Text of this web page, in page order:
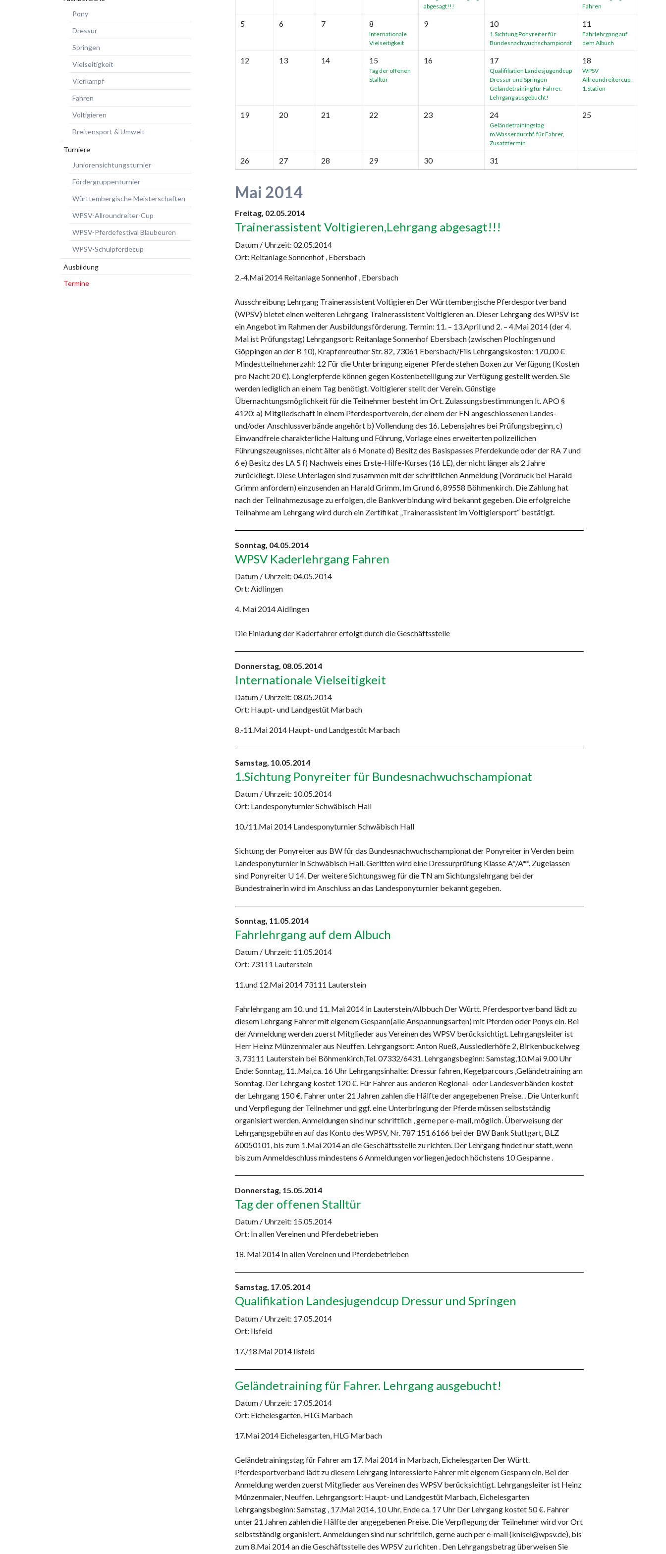
abgesagt!!!
Fahren
5 6 7 8
Internationale
Vielseitigkeit
9 10
1.Sichtung Ponyreiter für
Bundesnachwuchschampionat
11
Fahrlehrgang auf
dem Albuch
12 13 14 15
Tag der offenen
Stalltür
16 17
Qualifikation Landesjugendcup
Dressur und Springen
Geländetraining für Fahrer.
Lehrgang ausgebucht!
18
WPSV
Allroundreitercup,
1.Station
19 20 21 22 23 24
Geländetrainingstag
m.Wasserdurchf. für Fahrer,
Zusatztermin
25
26 27 28 29 30 31
Mai 2014
Freitag, 02.05.2014
Trainerassistent Voltigieren,Lehrgang abgesagt!!!
Datum / Uhrzeit: 02.05.2014
Ort: Reitanlage Sonnenhof , Ebersbach
2.-4.Mai 2014 Reitanlage Sonnenhof , Ebersbach
Ausschreibung Lehrgang Trainerassistent Voltigieren Der Württembergische Pferdesportverband
(WPSV) bietet einen weiteren Lehrgang Trainerassistent Voltigieren an. Dieser Lehrgang des WPSV ist
ein Angebot im Rahmen der Ausbildungsförderung. Termin: 11. – 13.April und 2. – 4.Mai 2014 (der 4.
Mai ist Prüfungstag) Lehrgangsort: Reitanlage Sonnenhof Ebersbach (zwischen Plochingen und
Göppingen an der B 10), Krapfenreuther Str. 82, 73061 Ebersbach/Fils Lehrgangskosten: 170,00 €
Mindestteilnehmerzahl: 12 Für die Unterbringung eigener Pferde stehen Boxen zur Verfügung (Kosten
pro Nacht 20 €). Longierpferde können gegen Kostenbeteiligung zur Verfügung gestellt werden. Sie
werden lediglich an einem Tag benötigt. Voltigierer stellt der Verein. Günstige
Übernachtungsmöglichkeit für die Teilnehmer besteht im Ort. Zulassungsbestimmungen lt. APO §
4120: a) Mitgliedschaft in einem Pferdesportverein, der einem der FN angeschlossenen Landes-
und/oder Anschlussverbände angehört b) Vollendung des 16. Lebensjahres bei Prüfungsbeginn, c)
Einwandfreie charakterliche Haltung und Führung, Vorlage eines erweiterten polizeilichen
Führungszeugnisses, nicht älter als 6 Monate d) Besitz des Basispasses Pferdekunde oder der RA 7 und
6 e) Besitz des LA 5 f) Nachweis eines Erste-Hilfe-Kurses (16 LE), der nicht länger als 2 Jahre
zurückliegt. Diese Unterlagen sind zusammen mit der schriftlichen Anmeldung (Vordruck bei Harald
Grimm anfordern) einzusenden an Harald Grimm, Im Grund 6, 89558 Böhmenkirch. Die Zahlung hat
nach der Teilnahmezusage zu erfolgen, die Bankverbindung wird bekannt gegeben. Die erfolgreiche
Teilnahme am Lehrgang wird durch ein Zertifikat „Trainerassistent im Voltigiersport“ bestätigt.
Sonntag, 04.05.2014
WPSV Kaderlehrgang Fahren
Datum / Uhrzeit: 04.05.2014
Ort: Aidlingen
4. Mai 2014 Aidlingen
Die Einladung der Kaderfahrer erfolgt durch die Geschäftsstelle
Donnerstag, 08.05.2014
Internationale Vielseitigkeit
Datum / Uhrzeit: 08.05.2014
Ort: Haupt- und Landgestüt Marbach
8.-11.Mai 2014 Haupt- und Landgestüt Marbach
Samstag, 10.05.2014
1.Sichtung Ponyreiter für Bundesnachwuchschampionat
Datum / Uhrzeit: 10.05.2014
Ort: Landesponyturnier Schwäbisch Hall
10./11.Mai 2014 Landesponyturnier Schwäbisch Hall
Sichtung der Ponyreiter aus BW für das Bundesnachwuchschampionat der Ponyreiter in Verden beim
Landesponyturnier in Schwäbisch Hall. Geritten wird eine Dressurprüfung Klasse A*/A**. Zugelassen
sind Ponyreiter U 14. Der weitere Sichtungsweg für die TN am Sichtungslehrgang bei der
Bundestrainerin wird im Anschluss an das Landesponyturnier bekannt gegeben.
Sonntag, 11.05.2014
Fahrlehrgang auf dem Albuch
Datum / Uhrzeit: 11.05.2014
Ort: 73111 Lauterstein
11.und 12.Mai 2014 73111 Lauterstein
Fahrlehrgang am 10. und 11. Mai 2014 in Lauterstein/Albbuch Der Württ. Pferdesportverband lädt zu
diesem Lehrgang Fahrer mit eigenem Gespann(alle Anspannungsarten) mit Pferden oder Ponys ein. Bei
der Anmeldung werden zuerst Mitglieder aus Vereinen des WPSV berücksichtigt. Lehrgangsleiter ist
Herr Heinz Münzenmaier aus Neuffen. Lehrgangsort: Anton Rueß, Aussiedlerhöfe 2, Birkenbuckelweg
3, 73111 Lauterstein bei Böhmenkirch,Tel. 07332/6431. Lehrgangsbeginn: Samstag,10.Mai 9.00 Uhr
Ende: Sonntag, 11..Mai,ca. 16 Uhr Lehrgangsinhalte: Dressur fahren, Kegelparcours ,Geländetraining am
Sonntag. Der Lehrgang kostet 120 €. Für Fahrer aus anderen Regional- oder Landesverbänden kostet
der Lehrgang 150 €. Fahrer unter 21 Jahren zahlen die Hälfte der angegebenen Preise. . Die Unterkunft
und Verpflegung der Teilnehmer und ggf. eine Unterbringung der Pferde müssen selbstständig
organisiert werden. Anmeldungen sind nur schriftlich , gerne per e-mail, möglich. Überweisung der
Lehrgangsgebühren auf das Konto des WPSV, Nr. 787 151 6166 bei der BW Bank Stuttgart, BLZ
60050101, bis zum 1.Mai 2014 an die Geschäftsstelle zu richten. Der Lehrgang findet nur statt, wenn
bis zum Anmeldeschluss mindestens 6 Anmeldungen vorliegen,jedoch höchstens 10 Gespanne .
Donnerstag, 15.05.2014
Tag der offenen Stalltür
Datum / Uhrzeit: 15.05.2014
Ort: In allen Vereinen und Pferdebetrieben
18. Mai 2014 In allen Vereinen und Pferdebetrieben
Samstag, 17.05.2014
Qualifikation Landesjugendcup Dressur und Springen
Datum / Uhrzeit: 17.05.2014
Ort: Ilsfeld
17./18.Mai 2014 Ilsfeld
Geländetraining für Fahrer. Lehrgang ausgebucht!
Datum / Uhrzeit: 17.05.2014
Ort: Eichelesgarten, HLG Marbach
17.Mai 2014 Eichelesgarten, HLG Marbach
Geländetrainingstag für Fahrer am 17. Mai 2014 in Marbach, Eichelesgarten Der Württ.
Pferdesportverband lädt zu diesem Lehrgang interessierte Fahrer mit eigenem Gespann ein. Bei der
Anmeldung werden zuerst Mitglieder aus Vereinen des WPSV berücksichtigt. Lehrgangsleiter ist Heinz
Münzenmaier, Neuffen. Lehrgangsort: Haupt- und Landgestüt Marbach, Eichelesgarten
Lehrgangsbeginn: Samstag , 17.Mai 2014, 10 Uhr, Ende ca. 17 Uhr Der Lehrgang kostet 50 €. Fahrer
unter 21 Jahren zahlen die Hälfte der angegebenen Preise. Die Verpflegung der Teilnehmer wird vor Ort
selbstständig organisiert. Anmeldungen sind nur schriftlich, gerne auch per e-mail (knisel@wpsv.de), bis
zum 8.Mai 2014 an die Geschäftsstelle des WPSV zu richten . Den Lehrgangsbetrag überweisen Sie
Pony
Dressur
Springen
Vielseitigkeit
Vierkampf
Fahren
Voltigieren
Breitensport & Umwelt
Turniere
Juniorensichtungsturnier
Fördergruppenturnier
Württembergische Meisterschaften
WPSV-Allroundreiter-Cup
WPSV-Pferdefestival Blaubeuren
WPSV-Schulpferdecup
Ausbildung
Termine